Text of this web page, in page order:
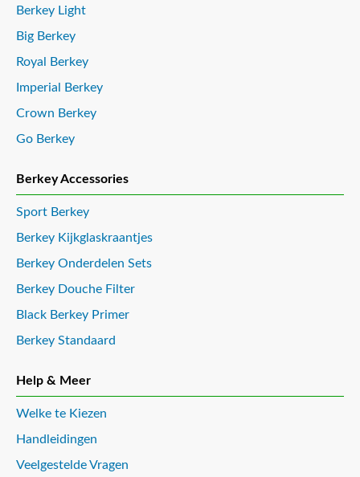
Berkey Light
Big Berkey
Royal Berkey
Imperial Berkey
Crown Berkey
Go Berkey
Berkey Accessories
Sport Berkey
Berkey Kijkglaskraantjes
Berkey Onderdelen Sets
Berkey Douche Filter
Black Berkey Primer
Berkey Standaard
Help & Meer
Welke te Kiezen
Handleidingen
Veelgestelde Vragen